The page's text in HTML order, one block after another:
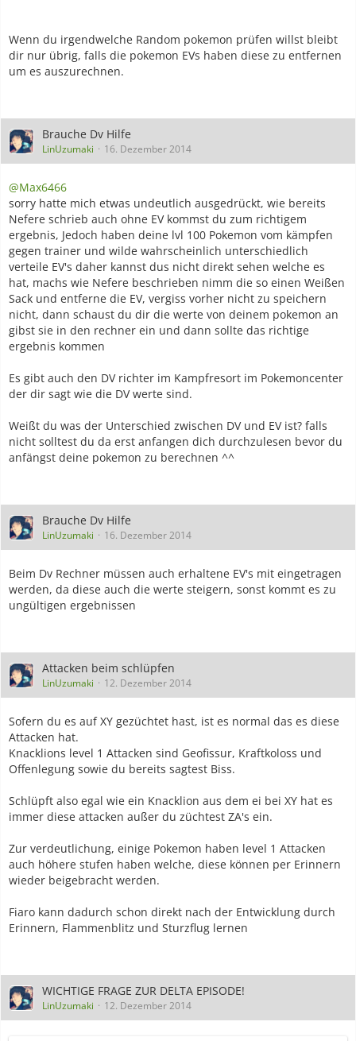
Wenn du irgendwelche Random pokemon prüfen willst bleibt
dir nur übrig, falls die pokemon EVs haben diese zu entfernen
um es auszurechnen.
Brauche Dv Hilfe
LinUzumaki 16. Dezember 2014
@Max6466
sorry hatte mich etwas undeutlich ausgedrückt, wie bereits
Nefere schrieb auch ohne EV kommst du zum richtigem
ergebnis, Jedoch haben deine lvl 100 Pokemon vom kämpfen
gegen trainer und wilde wahrscheinlich unterschiedlich
verteile EV's daher kannst dus nicht direkt sehen welche es
hat, machs wie Nefere beschrieben nimm die so einen Weißen
Sack und entferne die EV, vergiss vorher nicht zu speichern
nicht, dann schaust du dir die werte von deinem pokemon an
gibst sie in den rechner ein und dann sollte das richtige
ergebnis kommen
Es gibt auch den DV richter im Kampfresort im Pokemoncenter
der dir sagt wie die DV werte sind.
Weißt du was der Unterschied zwischen DV und EV ist? falls
nicht solltest du da erst anfangen dich durchzulesen bevor du
anfängst deine pokemon zu berechnen ^^
Brauche Dv Hilfe
LinUzumaki 16. Dezember 2014
Beim Dv Rechner müssen auch erhaltene EV's mit eingetragen
werden, da diese auch die werte steigern, sonst kommt es zu
ungültigen ergebnissen
Attacken beim schlüpfen
LinUzumaki 12. Dezember 2014
Sofern du es auf XY gezüchtet hast, ist es normal das es diese
Attacken hat.
Knacklions level 1 Attacken sind Geofissur, Kraftkoloss und
Offenlegung sowie du bereits sagtest Biss.
Schlüpft also egal wie ein Knacklion aus dem ei bei XY hat es
immer diese attacken außer du züchtest ZA's ein.
Zur verdeutlichung, einige Pokemon haben level 1 Attacken
auch höhere stufen haben welche, diese können per Erinnern
wieder beigebracht werden.
Fiaro kann dadurch schon direkt nach der Entwicklung durch
Erinnern, Flammenblitz und Sturzflug lernen
WICHTIGE FRAGE ZUR DELTA EPISODE!
LinUzumaki 12. Dezember 2014